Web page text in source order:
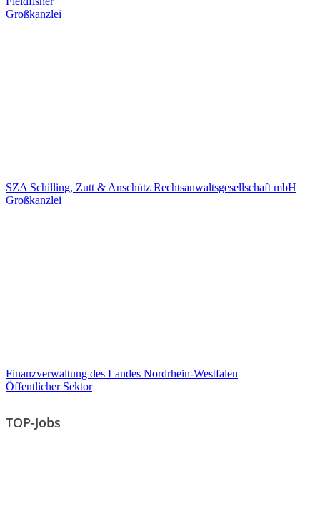
Großkanzlei
SZA Schilling, Zutt & Anschütz Rechtsanwaltsgesellschaft mbH
Großkanzlei
Finanzverwaltung des Landes Nordrhein-Westfalen
Öffentlicher Sektor
TOP-Jobs